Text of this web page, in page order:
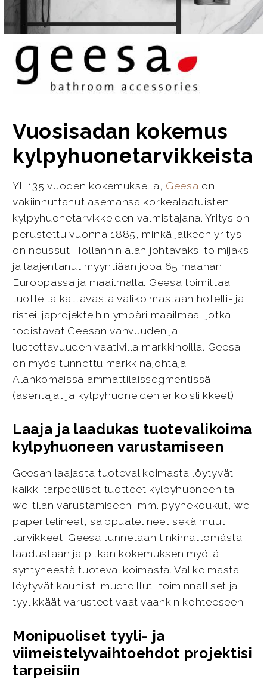
Vuosisadan kokemus
kylpyhuonetarvikkeista
Yli 135 vuoden kokemuksella, Geesa on
vakiinnuttanut asemansa korkealaatuisten
kylpyhuonetarvikkeiden valmistajana. Yritys on
perustettu vuonna 1885, minkä jälkeen yritys
on noussut Hollannin alan johtavaksi toimijaksi
ja laajentanut myyntiään jopa 65 maahan
Euroopassa ja maailmalla. Geesa toimittaa
tuotteita kattavasta valikoimastaan hotelli- ja
risteilijäprojekteihin ympäri maailmaa, jotka
todistavat Geesan vahvuuden ja
luotettavuuden vaativilla markkinoilla. Geesa
on myös tunnettu markkinajohtaja
Alankomaissa ammattilaissegmentissä
(asentajat ja kylpyhuoneiden erikoisliikkeet).
Laaja ja laadukas tuotevalikoima
kylpyhuoneen varustamiseen
Geesan laajasta tuotevalikoimasta löytyvät
kaikki tarpeelliset tuotteet kylpyhuoneen tai
wc-tilan varustamiseen, mm. pyyhekoukut, wc-
paperitelineet, saippuatelineet sekä muut
tarvikkeet. Geesa tunnetaan tinkimättömästä
laadustaan ja pitkän kokemuksen myötä
syntyneestä tuotevalikoimasta. Valikoimasta
löytyvät kauniisti muotoillut, toiminnalliset ja
tyylikkäät varusteet vaativaankin kohteeseen.
Monipuoliset tyyli- ja
viimeistelyvaihtoehdot projektisi
tarpeisiin